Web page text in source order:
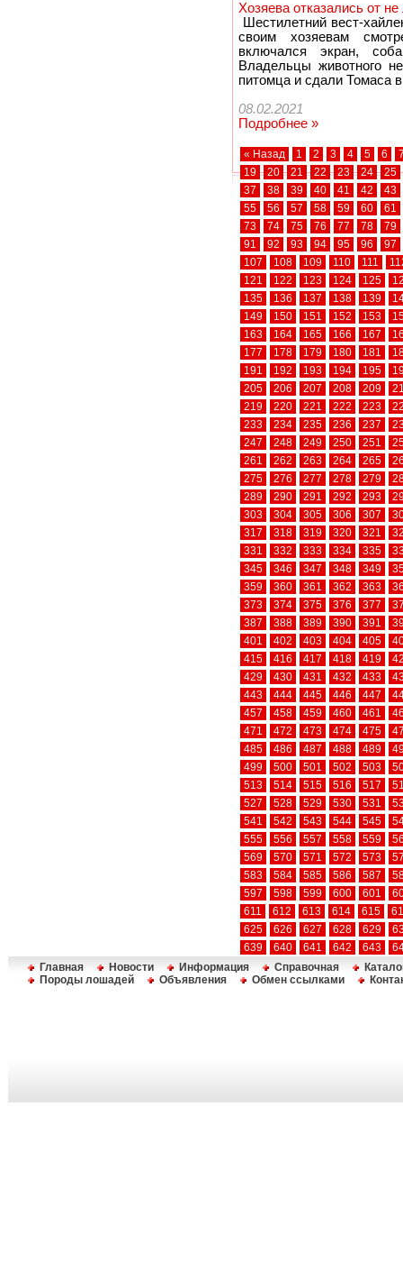
Хозяева отказались от
Шестилетний вест-
своим хозяевам
включался экран,
Владельцы животного
питомца и сдали Томаса
08.02.2021
Подробнее »
« Назад 1 2 3 4 5 6
19
20 21 22 23 24
25
37
38 39 40 41 42
43
55
56 57 58 59 60
61
73
74 75 76 77 78
79
91
92 93 94 95 96
97
107
108 109 110 111
121
122 123 124 125
135
136 137 138 139
149
150 151 152 153
163
164 165 166 167
177
178 179 180 181
191
192 193 194 195
205
206 207 208 209
219
220 221 222 223
233
234 235 236 237
247
248 249 250 251
261
262 263 264 265
275
276 277 278 279
289
290 291 292 293
303
304 305 306 307
317
318 319 320 321
331
332 333 334 335
345
346 347 348 349
359
360 361 362 363
373
374 375 376 377
387
388 389 390 391
401
402 403 404 405
415
416 417 418 419
429
430 431 432 433
443
444 445 446 447
457
458 459 460 461
471
472 473 474 475
485
486 487 488 489
499
500 501 502 503
513
514 515 516 517
527
528 529 530 531
541
542 543 544 545
555
556 557 558 559
569
570 571 572 573
583
584 585 586 587
597
598 599 600 601
611
612 613 614 615
625
626 627 628 629
639
640 641 642 643
Главная
Новости Информация Справочная
Породы лошадей
Объявления Обмен ссылками